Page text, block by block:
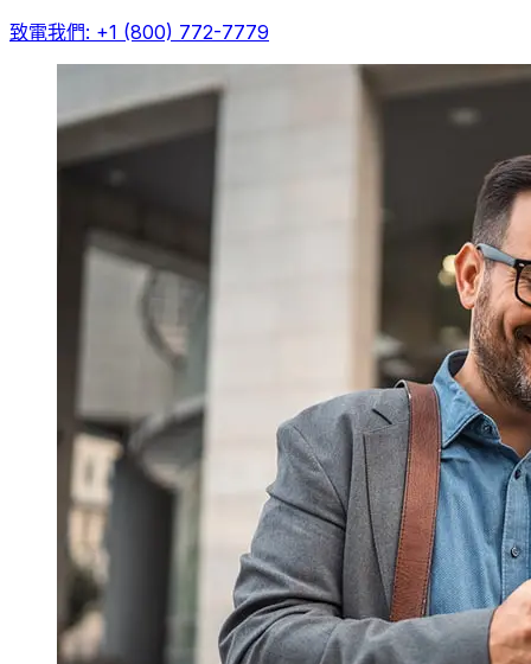
致電我們: +1 (800) 772-7779